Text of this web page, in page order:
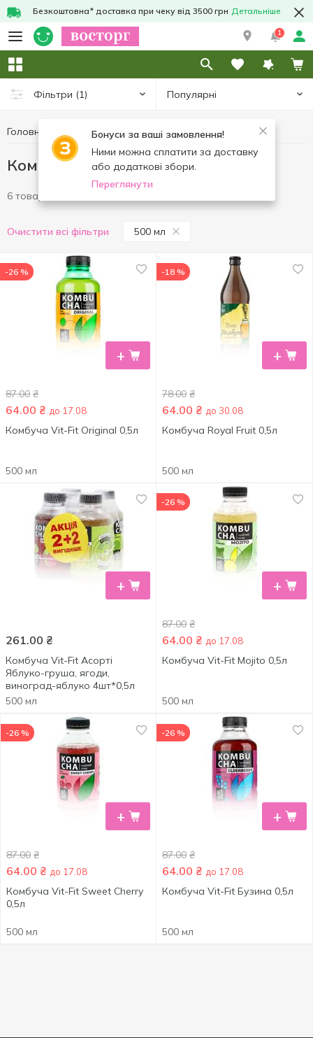
Безкоштовна* доставка при чеку від 3500 грн Детальніше
1
Фільтри (1) Популярні
Бонуси за ваші замовлення!
Ними можна сплатити за доставку
або додаткові збори.
Переглянути
Головна Комбуча Комбуча 500 мл
Комбуча 500 мл
6 товарів
Очистити всі фільтри 500 мл
+
-26 %
87.00 ₴
64.00 ₴ до 17.08
Комбуча Vit-Fit Original 0,5л
500 мл
+
-18 %
78.00 ₴
64.00 ₴ до 30.08
Комбуча Royal Fruit 0,5л
500 мл
+
261.00 ₴
Комбуча Vit-Fit Асорті
Яблуко-груша, ягоди,
виноград-яблуко 4шт*0,5л
500 мл
+
-26 %
87.00 ₴
64.00 ₴ до 17.08
Комбуча Vit-Fit Mojito 0,5л
500 мл
+
-26 %
87.00 ₴
64.00 ₴ до 17.08
Комбуча Vit-Fit Sweet Cherry
0,5л
500 мл
+
-26 %
87.00 ₴
64.00 ₴ до 17.08
Комбуча Vit-Fit Бузина 0,5л
500 мл